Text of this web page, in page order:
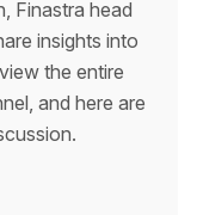
Finastra head
insights into
the entire
and here are